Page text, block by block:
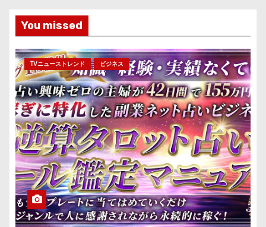
You missed
TVニューストレンド ビジネス